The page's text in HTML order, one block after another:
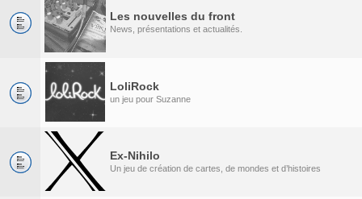
Les nouvelles du front
News, présentations et actualités.
LoliRock
un jeu pour Suzanne
Ex-Nihilo
Un jeu de création de cartes, de mondes et d’histoires